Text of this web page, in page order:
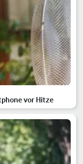
vor Hitze